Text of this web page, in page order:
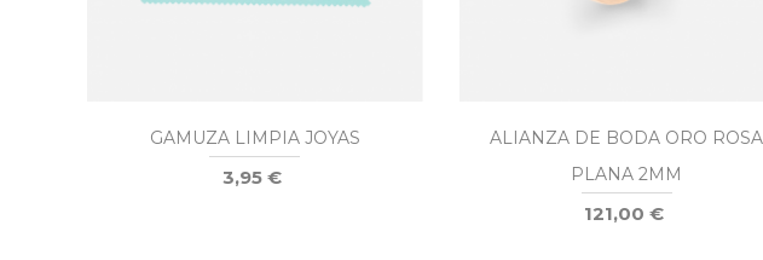
GAMUZA LIMPIA JOYAS
3,95 €
ALIANZA DE BODA ORO ROSA
PLANA 2MM
121,00 €